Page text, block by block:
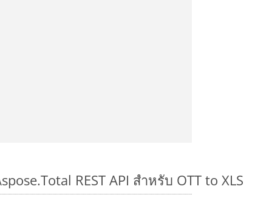
REST API สำหรับ OTT to XLS